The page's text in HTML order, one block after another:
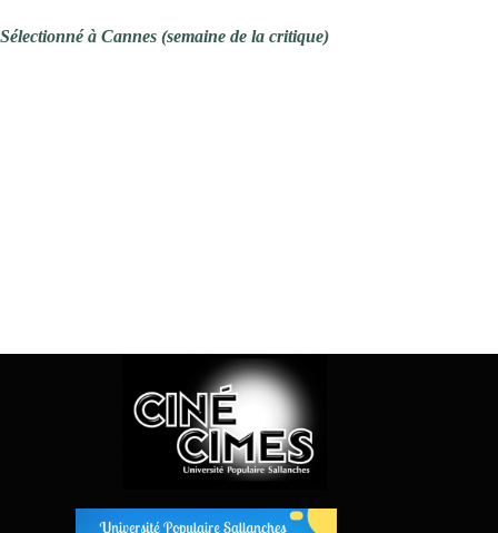
Sélectionné à Cannes (semaine de la critique)